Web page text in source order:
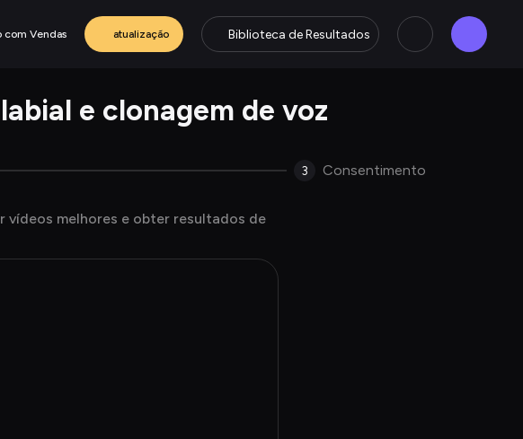
com Vendas atualização Biblioteca de Resultados
e clonagem de voz
3 Consentimento
vídeos melhores e obter resultados de